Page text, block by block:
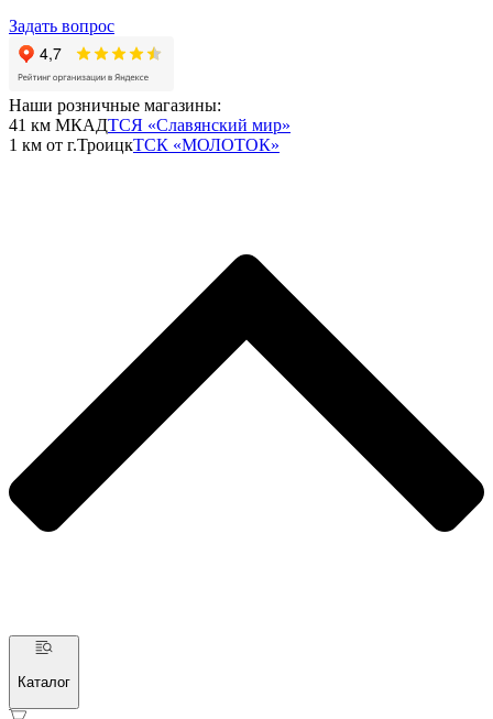
Задать вопрос
Наши розничные магазины:
41 км МКАДТСЯ «Славянский мир»
1 км от г.ТроицкТСК «МОЛОТОК»
Каталог